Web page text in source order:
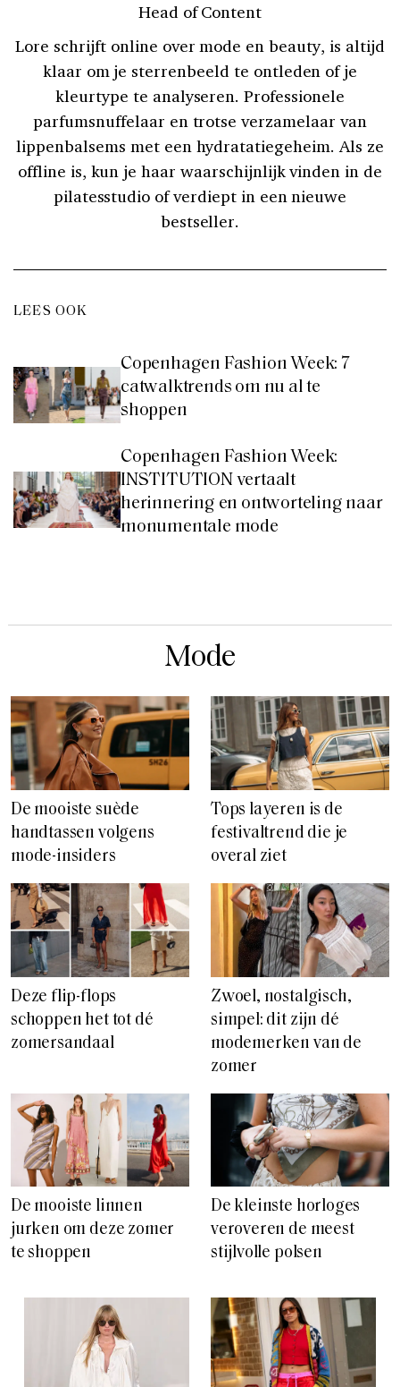
Head of Content
Lore schrijft online over mode en beauty, is altijd
klaar om je sterrenbeeld te ontleden of je
kleurtype te analyseren. Professionele
parfumsnuffelaar en trotse verzamelaar van
lippenbalsems met een hydratatiegeheim. Als ze
offline is, kun je haar waarschijnlijk vinden in de
pilatesstudio of verdiept in een nieuwe
bestseller.
LEES OOK
Copenhagen Fashion Week: 7
catwalktrends om nu al te
shoppen
Copenhagen Fashion Week:
INSTITUTION vertaalt
herinnering en ontworteling naar
monumentale mode
Mode
De mooiste suède
handtassen volgens
mode-insiders
Tops layeren is de
festivaltrend die je
overal ziet
Deze flip-flops
schoppen het tot dé
zomersandaal
Zwoel, nostalgisch,
simpel: dit zijn dé
modemerken van de
zomer
De mooiste linnen
jurken om deze zomer
te shoppen
De kleinste horloges
veroveren de meest
stijlvolle polsen